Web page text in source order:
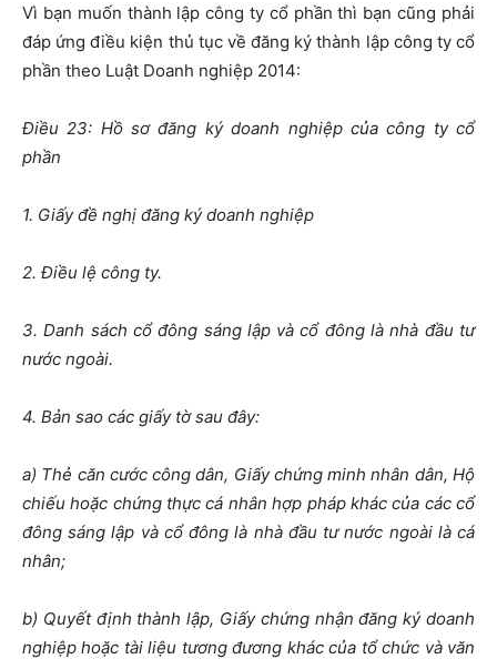
Vì bạn muốn thành lập công ty cổ phần thì bạn cũng phải
đáp ứng điều kiện thủ tục về đăng ký thành lập công ty cổ
phần theo Luật Doanh nghiệp 2014:
Điều 23: Hồ sơ đăng ký doanh nghiệp của công ty cổ
phần
1. Giấy đề nghị đăng ký doanh nghiệp
2. Điều lệ công ty.
3. Danh sách cổ đông sáng lập và cổ đông là nhà đầu tư
nước ngoài.
4. Bản sao các giấy tờ sau đây:
a) Thẻ căn cước công dân, Giấy chứng minh nhân dân, Hộ
chiếu hoặc chứng thực cá nhân hợp pháp khác của các cổ
đông sáng lập và cổ đông là nhà đầu tư nước ngoài là cá
nhân;
b) Quyết định thành lập, Giấy chứng nhận đăng ký doanh
nghiệp hoặc tài liệu tương đương khác của tổ chức và văn